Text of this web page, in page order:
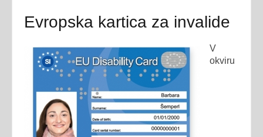
Evropska kartica za invalide
V
okviru